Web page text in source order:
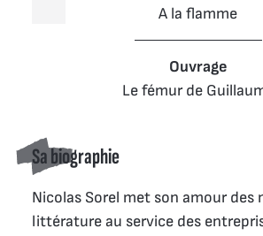
A la flamme
Ouvrage
Le fémur de
Sa biographie
Nicolas Sorel met son amour des
littérature au service des